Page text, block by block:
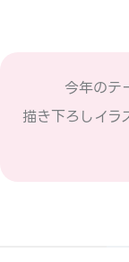
今年の
描き下ろしイラ